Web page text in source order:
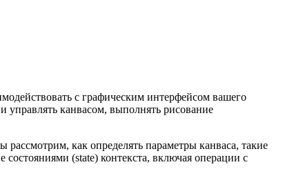
с графическим интерфейсом вашего
управлять канвасом, выполнять рисование
как определять параметры канваса, такие
(state) контекста, включая операции с